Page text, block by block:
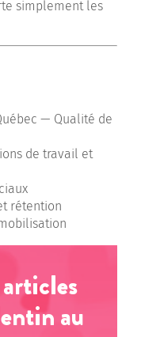
simplement les
— Qualité de
de travail et
rétention
au